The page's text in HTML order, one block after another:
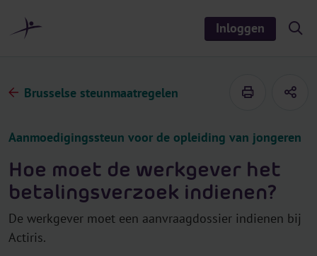
Inloggen
S
i
e
Brusselse steunmaatregelen
Aanmoedigingssteun voor de opleiding van jongeren
Hoe moet de werkgever het
betalingsverzoek indienen?
De werkgever moet een aanvraagdossier indienen bij
Actiris.